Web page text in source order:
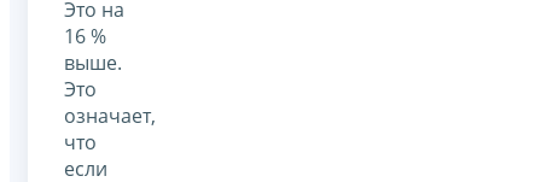
Это на
16 %
выше.
Это
означает,
что
если